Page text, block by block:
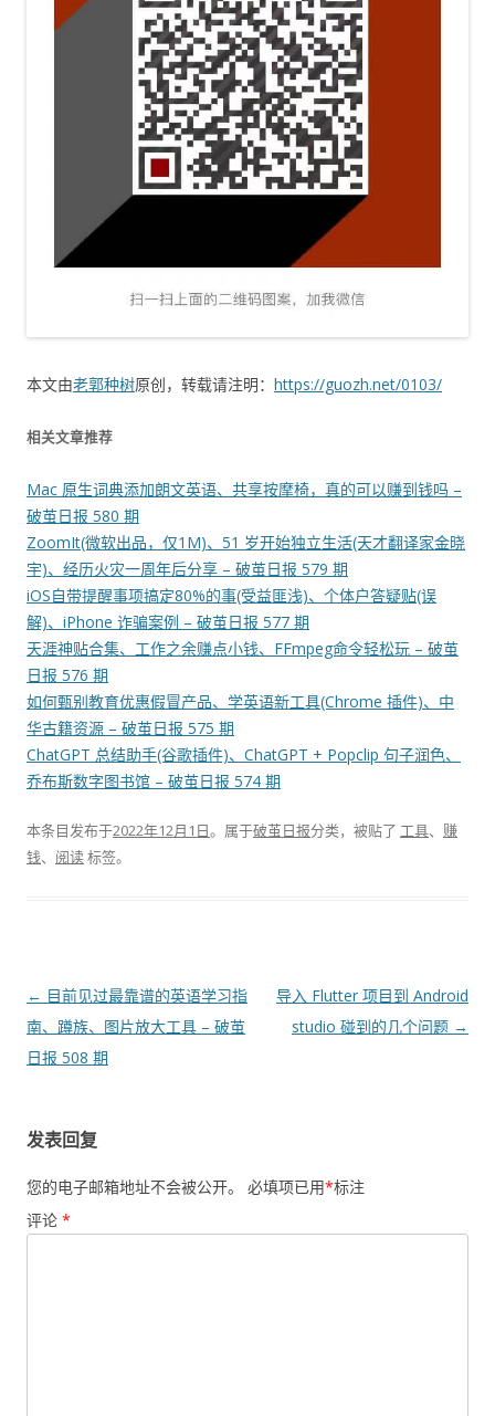
本文由老郭种树原创，转载请注明： https://guozh.net/0103/
相关文章推荐
Mac 原生词典添加朗文英语、共享按摩椅，真的可以赚到钱吗 –
破茧日报 580 期
ZoomIt(微软出品，仅1M)、51 岁开始独立生活(天才翻译家金晓
宇)、经历火灾一周年后分享 – 破茧日报 579 期
iOS自带提醒事项搞定80%的事(受益匪浅)、个体户答疑贴(误
解)、iPhone 诈骗案例 – 破茧日报 577 期
天涯神贴合集、工作之余赚点小钱、FFmpeg命令轻松玩 – 破茧
日报 576 期
如何甄别教育优惠假冒产品、学英语新工具(Chrome 插件)、中
华古籍资源 – 破茧日报 575 期
ChatGPT 总结助手(谷歌插件)、ChatGPT + Popclip 句子润色、
乔布斯数字图书馆 – 破茧日报 574 期
本条目发布于2022年12月1日。属于破茧日报分类，被贴了 工具、 赚
钱、 阅读标签。
文
章
导
← 目前见过最靠谱的英语学习指
南、蹲族、图片放大工具 – 破茧
日报 508 期
导入 Flutter 项目到 Android
studio 碰到的几个问题 →
发表回复
您的电子邮箱地址不会被公开。 必填项已用*标注
评论 *